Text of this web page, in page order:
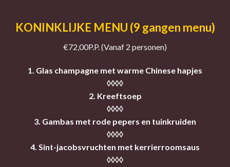
KONINKLIJKE MENU (9 gangen menu)
€72,00P.P. (Vanaf 2 personen)
1. Glas champagne met warme Chinese hapjes
◊◊◊◊
2. Kreeftsoep
◊◊◊◊
3. Gambas met rode pepers en tuinkruiden
◊◊◊◊
4. Sint-jacobsvruchten met kerrierroomsaus
◊◊◊◊